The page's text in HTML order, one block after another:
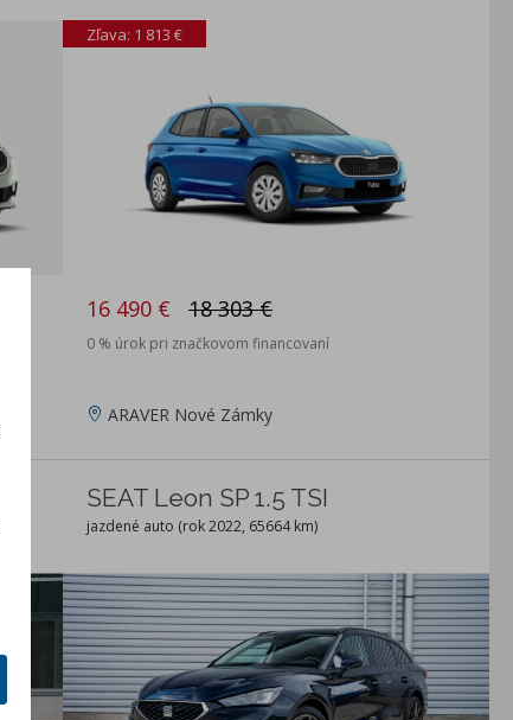
Zľava: 1 813 €
16 490 € 18 303 €
0 % úrok pri značkovom financovaní
ARAVER Nové Zámky
SEAT Leon SP 1.5 TSI
jazdené auto (rok 2022, 65664 km)